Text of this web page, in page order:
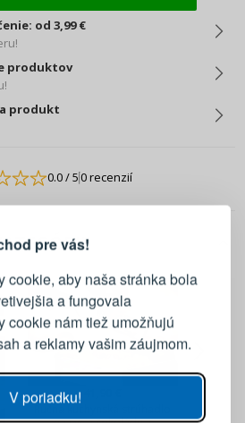
pre vás!
cookie, aby naša stránka bola
a fungovala
cookie nám tiež umožňujú
a reklamy vašim záujmom.
V poriadku!
od 3,99 €
produktov
produkt
0.0/ 50 recenzií
sa k svojmu účtu